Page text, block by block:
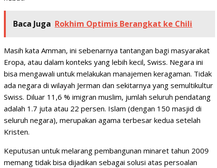
Baca Juga Rokhim Optimis Berangkat ke Chili
Masih kata Amman, ini sebenarnya tantangan bagi masyarakat
Eropa, atau dalam konteks yang lebih kecil, Swiss. Negara ini
bisa mengawali untuk melakukan manajemen keragaman. Tidak
ada negara di wilayah Jerman dan sekitarnya yang semultikultur
Swiss. Diluar 11,6 % imigran muslim, jumlah seluruh pendatang
adalah 1.7 juta atau 22 persen. Islam (dengan 150 masjid di
seluruh negara), merupakan agama terbesar kedua setelah
Kristen.
Keputusan untuk melarang pembangunan minaret tahun 2009
memang tidak bisa dijadikan sebagai solusi atas persoalan